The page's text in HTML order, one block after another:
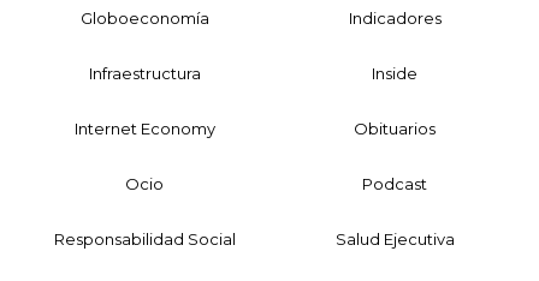
Globoeconomía Indicadores
Infraestructura Inside
Internet Economy Obituarios
Ocio Podcast
Responsabilidad Social Salud Ejecutiva